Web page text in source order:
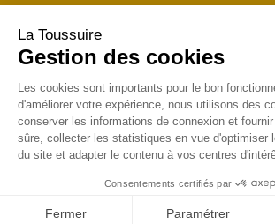
La Toussuire
Gestion des cookies
Les cookies sont importants pour le bon
d'améliorer votre expérience, nous utilisons des
conserver les informations de connexion et
sûre, collecter les statistiques en vue d'optimiser
du site et adapter le contenu à vos centres
Consentements certifiés par
Fermer Paramétrer